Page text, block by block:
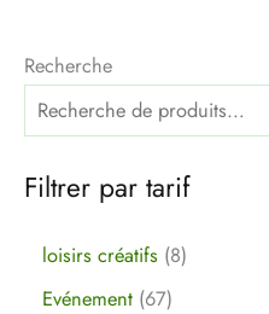
Recherche
Filtrer par tarif
loisirs créatifs 8
Evénement 67